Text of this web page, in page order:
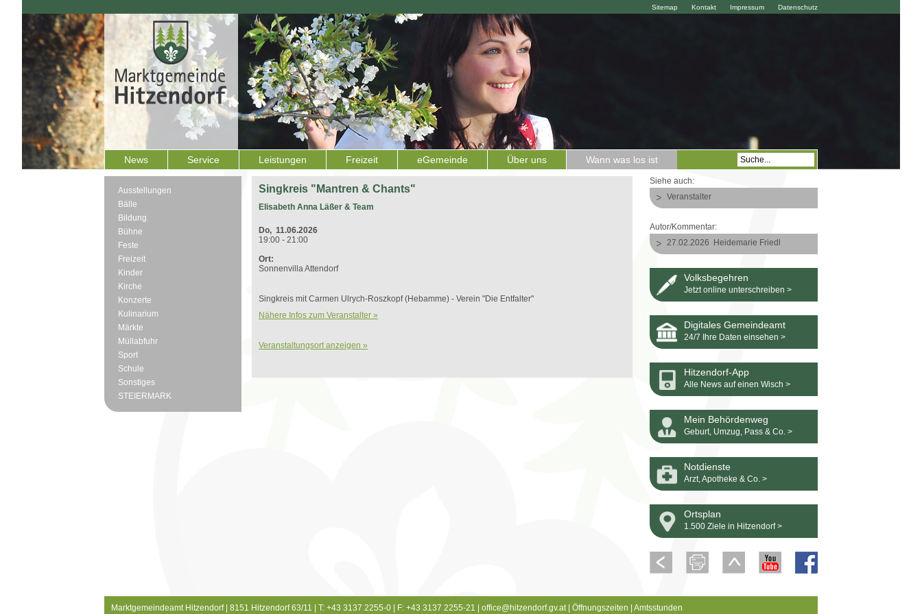
Datenschutz
Impressum
Kontakt
Sitemap
News Service Leistungen Freizeit eGemeinde Über uns Wann was los ist
Ausstellungen
Bälle
Bildung
Bühne
Feste
Freizeit
Kinder
Kirche
Konzerte
Kulinarium
Märkte
Müllabfuhr
Sport
Schule
Sonstiges
STEIERMARK
Singkreis "Mantren & Chants"
Elisabeth Anna Läßer & Team
Do, 11.06.2026
19:00 - 21:00
Ort:
Sonnenvilla Attendorf
Singkreis mit Carmen Ulrych-Roszkopf (Hebamme) - Verein "Die Entfalter"
Nähere Infos zum Veranstalter »
Veranstaltungsort anzeigen »
Siehe auch:
Veranstalter
Autor/Kommentar:
27.02.2026
Heidemarie Friedl
Volksbegehren
Jetzt online unterschreiben >
Digitales Gemeindeamt
24/7 Ihre Daten einsehen >
Hitzendorf-App
Alle News auf einen Wisch >
Mein Behördenweg
Geburt, Umzug, Pass & Co. >
Notdienste
Arzt, Apotheke & Co. >
Ortsplan
1.500 Ziele in Hitzendorf >
Marktgemeindeamt Hitzendorf | 8151 Hitzendorf 63/11 | T: +43 3137 2255-0 | F: +43 3137 2255-21 | office@hitzendorf.gv.at| Öffnungszeiten
Amtsstunden